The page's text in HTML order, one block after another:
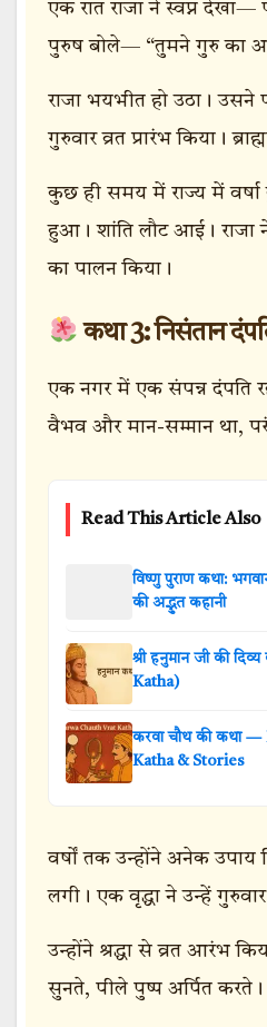
एक रात राजा ने स्वप्न देखा—
पुरुष बोले— “तुमने गुरु का
राजा भयभीत हो उठा। उसने
गुरुवार व्रत प्रारंभ किया।
कुछ ही समय में राज्य में
हुआ। शांति लौट आई। राजा
का पालन किया।
कथा 3: निसंतान
एक नगर में एक संपन्न दंपति
वैभव और मान-सम्मान था,
Read This Article Also
विष्णु पुराण कथा:
की अद्भुत कहानी
श्री हनुमान जी की
Katha)
करवा चौथ की कथा
Katha & Stories
वर्षों तक उन्होंने अनेक उपाय
लगी। एक वृद्धा ने उन्हें
उन्होंने श्रद्धा से व्रत आरंभ
सुनते, पीले पुष्प अर्पित करते।